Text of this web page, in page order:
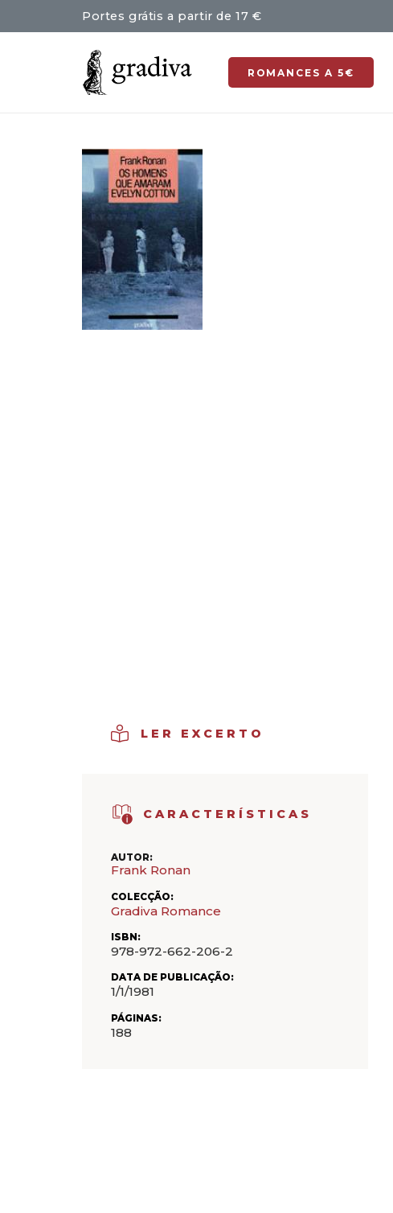
Portes grátis a partir de 17 €
ROMANCES A 5€
LER EXCERTO
CARACTERÍSTICAS
AUTOR:
Frank Ronan
COLECÇÃO:
Gradiva Romance
ISBN:
978-972-662-206-2
DATA DE PUBLICAÇÃO:
1/1/1981
PÁGINAS:
188